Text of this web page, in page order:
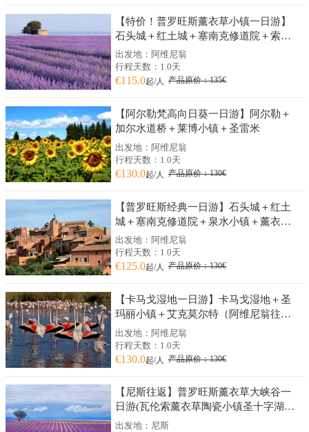
【特价！普罗旺斯薰衣草小镇一日游】
石头城＋红土城＋塞南克修道院＋索村
薰衣草（阿维尼翁往返）
出发地：阿维尼翁
行程天数：1.0天
€115.0起/人 产品原价：135€
【阿尔勒梵高向日葵一日游】阿尔勒＋
加尔水道桥＋莱博小镇＋圣雷米
出发地：阿维尼翁
行程天数：1.0天
€130.0起/人 产品原价：130€
【普罗旺斯经典一日游】石头城＋红土
城＋塞南克修道院＋泉水小镇＋薰衣草
博物馆
出发地：阿维尼翁
行程天数：1.0天
€125.0起/人 产品原价：130€
【卡马戈湿地一日游】卡马戈湿地＋圣
玛丽小镇＋艾克莫尔特（阿维尼翁往
返）
出发地：阿维尼翁
行程天数：1.0天
€130.0起/人 产品原价：130€
【尼斯往返】普罗旺斯薰衣草大峡谷一
日游(瓦伦索薰衣草陶瓷小镇圣十字湖大
峡谷)
出发地：尼斯